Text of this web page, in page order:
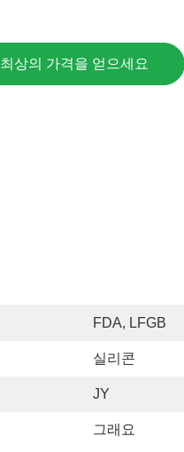
최상의 가격을 얻으세요
FDA, LFGB
실리콘
JY
그래요